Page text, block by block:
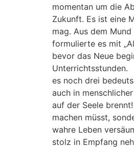
momentan um die
Zukunft. Es ist eine
mag. Aus dem
formulierte es mit
bevor das Neue
Unterrichtsstunden.
es noch drei
auch in
auf der Seele
machen müsst,
wahre Leben
stolz in Empfang